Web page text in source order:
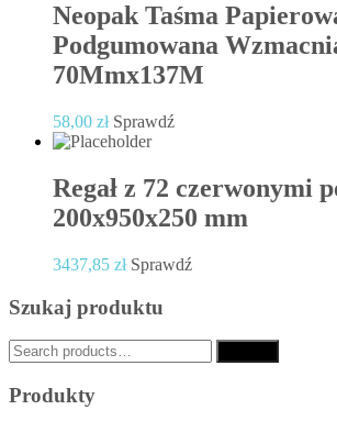
Neopak Taśma
Podgumowana
70Mmx137M
58,00 zł Sprawdź
Regał z 72 czerwonymi
200x950x250 mm
3437,85 zł Sprawdź
Szukaj produktu
Search
for:
Produkty